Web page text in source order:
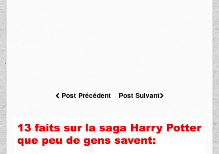
Post Précédent Post Suivant